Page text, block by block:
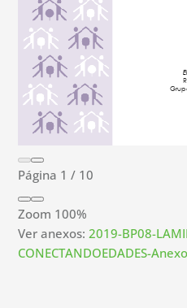
Página 1 / 10
Zoom 100%
Ver anexos:2019-BP08-
CONECTANDOEDADES-